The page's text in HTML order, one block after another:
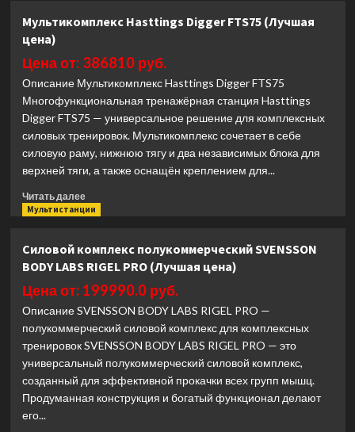
комплекс
OXYGEN
FITNESS
NOLAN
PLUS
(Лучшая
цена)
Мультикомплекс Hasttings Digger FTS75 (Лучшая
цена)
Цена от: 386810 руб.
Описание Мультикомплекс Hasttings Digger FTS75
Многофункциональная тренажёрная станция Hasttings
Digger FTS75 — универсальное решение для комплексных
силовых тренировок. Мультикомплекс сочетает в себе
силовую раму, нижнюю тягу и два независимых блока для
верхней тяги, а также оснащён креплением для...
Читать далееПрочитать
больше
Hasttings
Digger
FTS75
(Лучшая
цена)
Мультистанции
Силовой комплекс полукоммерческий SVENSSON
BODY LABS RIGEL PRO (Лучшая цена)
Цена от: 199990.0 руб.
Описание SVENSSON BODY LABS RIGEL PRO —
полукоммерческий силовой комплекс для комплексных
тренировок SVENSSON BODY LABS RIGEL PRO — это
универсальный полукоммерческий силовой комплекс,
созданный для эффективной прокачки всех групп мышц.
Продуманная конструкция и богатый функционал делают
его...